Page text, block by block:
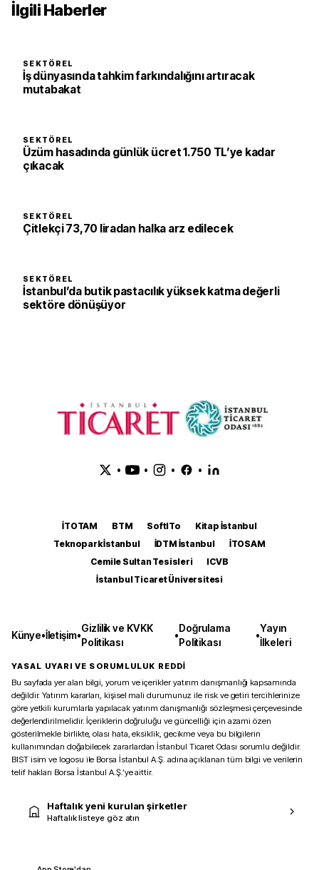
İlgili Haberler
SEKTÖREL
İş dünyasında tahkim farkındalığını artıracak
mutabakat
SEKTÖREL
Üzüm hasadında günlük ücret 1.750 TL’ye kadar
çıkacak
SEKTÖREL
Çitlekçi 73,70 liradan halka arz edilecek
SEKTÖREL
İstanbul’da butik pastacılık yüksek katma değerli
sektöre dönüşüyor
• • • •
İTOTAM BTM SoftITo
Kitap İstanbul
Teknopark İstanbul
İDTM İstanbul
İTOSAM
Cemile Sultan Tesisleri
ICVB
İstanbul Ticaret Üniversitesi
Künye•İletişim•
Gizlilik ve KVKK
Politikası
•
Doğrulama
Politikası
•
Yayın
İlkeleri
YASAL UYARI VE SORUMLULUK REDDİ
Bu sayfada yer alan bilgi, yorum ve içerikler yatırım danışmanlığı kapsamında
değildir. Yatırım kararları, kişisel mali durumunuz ile risk ve getiri tercihlerinize
göre yetkili kurumlarla yapılacak yatırım danışmanlığı sözleşmesi çerçevesinde
değerlendirilmelidir. İçeriklerin doğruluğu ve güncelliği için azami özen
gösterilmekle birlikte, olası hata, eksiklik, gecikme veya bu bilgilerin
kullanımından doğabilecek zararlardan İstanbul Ticaret Odası sorumlu değildir.
BIST isim ve logosu ile Borsa İstanbul A.Ş. adına açıklanan tüm bilgi ve verilerin
telif hakları Borsa İstanbul A.Ş.’ye aittir.
Haftalık yeni kurulan şirketler
Haftalık listeye göz atın